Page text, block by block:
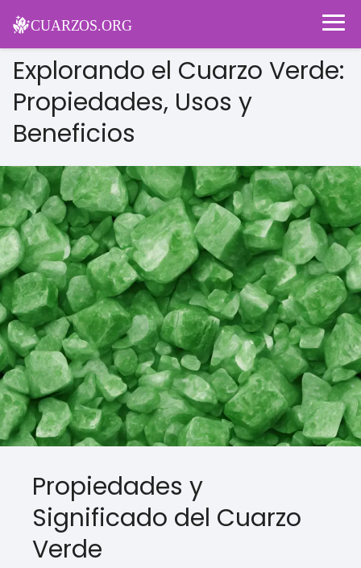
Explorando el Cuarzo Verde:
Propiedades, Usos y
Beneficios
Propiedades y
Significado del Cuarzo
Verde